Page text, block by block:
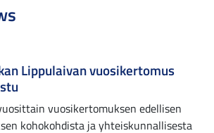
Lippulaivan vuosikertomus
vuosikertomuksen edellisen
kohokohdista ja yhteiskunnallisesta